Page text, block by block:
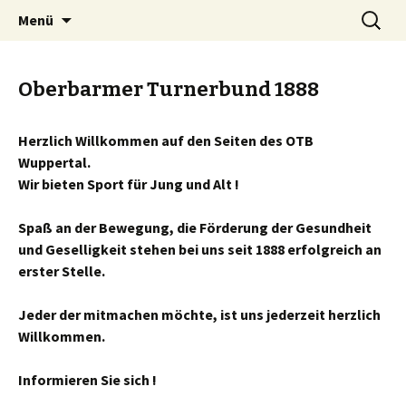
OTB-Wuppertal
Menü
Suchen
nach:
Oberbarmer Turnerbund 1888
Herzlich Willkommen auf den Seiten des OTB
Wuppertal.
Wir bieten Sport für Jung und Alt !
Spaß an der Bewegung, die Förderung der Gesundheit
und Geselligkeit stehen bei uns seit 1888 erfolgreich an
erster Stelle.
Jeder der mitmachen möchte, ist uns jederzeit herzlich
Willkommen.
Informieren Sie sich !